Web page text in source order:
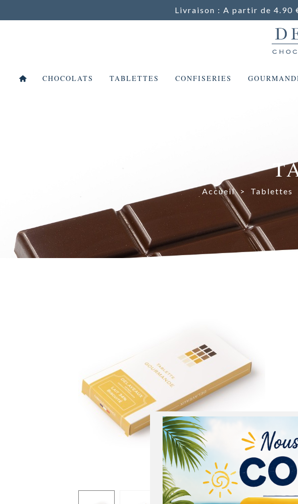
Livraison : A partir de
CHOCOLATS TABLETTES CONFISERIES
Accueil > Tablettes